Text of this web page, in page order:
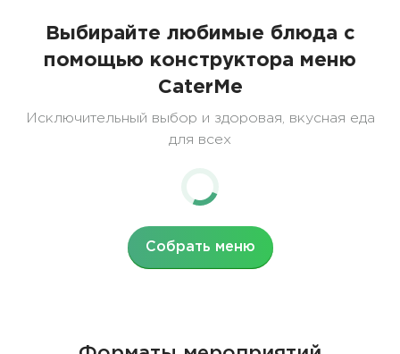
Выбирайте любимые блюда с
помощью конструктора меню
CaterMe
Исключительный выбор и здоровая, вкусная еда
для всех
Собрать меню